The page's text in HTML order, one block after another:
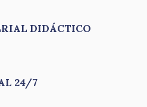
DIDÁCTICO
24/7